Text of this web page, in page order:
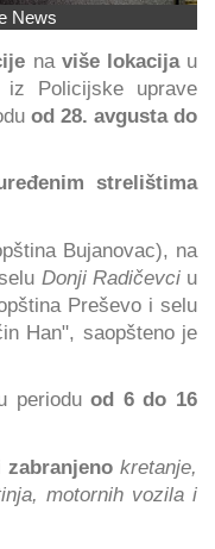
News
na više lokacijau
iz Policijske uprave
od 28. avgusta do
strelištima
Bujanovac), na
Donji Radičevciu
Preševo i selu
Han", saopšteno je
perioduod 6 do 16
zabranjeno kretanje,
motornih vozila i